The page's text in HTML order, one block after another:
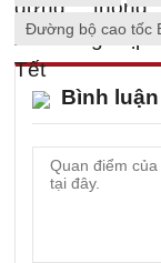
Đường bộ cao tốc
Bình luận